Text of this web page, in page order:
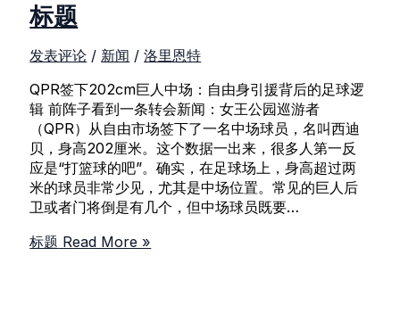
标题
发表评论 / 新闻 /洛里恩特
QPR签下202cm巨人中场：自由身引援背后的足球逻
辑 前阵子看到一条转会新闻：女王公园巡游者
（QPR）从自由市场签下了一名中场球员，名叫西迪
贝，身高202厘米。这个数据一出来，很多人第一反
应是“打篮球的吧”。确实，在足球场上，身高超过两
米的球员非常少见，尤其是中场位置。常见的巨人后
卫或者门将倒是有几个，但中场球员既要…
标题 Read More »